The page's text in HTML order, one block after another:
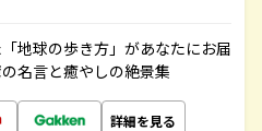
地球の歩き方」があなたにお届
名言と癒やしの絶景集
詳細を見る